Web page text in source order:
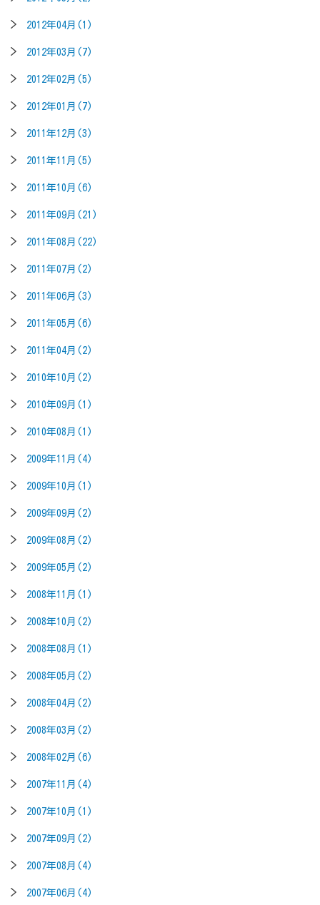
2012年04月(1)
2012年03月(7)
2012年02月(5)
2012年01月(7)
2011年12月(3)
2011年11月(5)
2011年10月(6)
2011年09月(21)
2011年08月(22)
2011年07月(2)
2011年06月(3)
2011年05月(6)
2011年04月(2)
2010年10月(2)
2010年09月(1)
2010年08月(1)
2009年11月(4)
2009年10月(1)
2009年09月(2)
2009年08月(2)
2009年05月(2)
2008年11月(1)
2008年10月(2)
2008年08月(1)
2008年05月(2)
2008年04月(2)
2008年03月(2)
2008年02月(6)
2007年11月(4)
2007年10月(1)
2007年09月(2)
2007年08月(4)
2007年06月(4)